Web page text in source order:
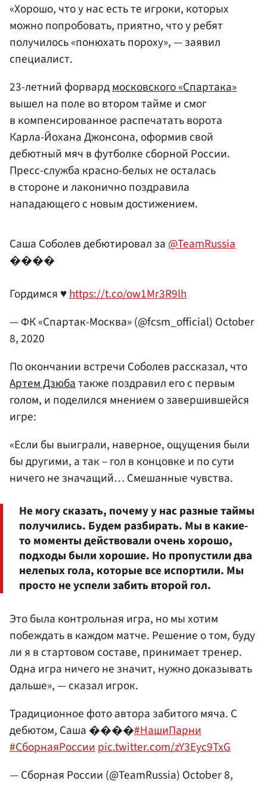
«Хорошо, что у нас есть те игроки, которых
можно попробовать, приятно, что у ребят
получилось «понюхать пороху», — заявил
специалист.
23-летний форвардмосковского «Спартака»
вышел на поле во втором тайме и смог
в компенсированное распечатать ворота
Карла-Йохана Джонсона, оформив свой
дебютный мяч в футболке сборной России.
Пресс-служба красно-белых не осталась
в стороне и лаконично поздравила
нападающего с новым достижением.
Саша Соболев дебютировал за@TeamRussia
����
Гордимся ♥️https://t.co/ow1Mr3R9lh
— ФК «Спартак-Москва» (@fcsm_official) October
8, 2020
По окончании встречи Соболев рассказал, что
Артем Дзюбатакже поздравил его с первым
голом, и поделился мнением о завершившейся
игре:
«Если бы выиграли, наверное, ощущения были
бы другими, а так – гол в концовке и по сути
ничего не значащий… Смешанные чувства.
Не могу сказать, почему у нас разные таймы
получились. Будем разбирать. Мы в какие-
то моменты действовали очень хорошо,
подходы были хорошие. Но пропустили два
нелепых гола, которые все испортили. Мы
просто не успели забить второй гол.
Это была контрольная игра, но мы хотим
побеждать в каждом матче. Решение о том, буду
ли я в стартовом составе, принимает тренер.
Одна игра ничего не значит, нужно доказывать
дальше», — сказал игрок.
Традиционное фото автора забитого мяча. С
дебютом, Саша ����#НашиПарни
#СборнаяРоссииpic.twitter.com/zY3Eyc9TxG
— Сборная России (@TeamRussia) October 8,